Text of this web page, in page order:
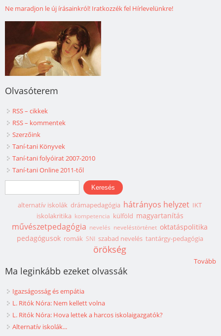
Ne maradjon le új írásainkról! Iratkozzék fel Hírlevelünkre!
Olvasóterem
RSS – cikkek
RSS – kommentek
Szerzőink
Taní-tani Könyvek
Taní-tani folyóirat 2007-2010
Taní-tani Online 2011-től
Keresés űrlap
Keresés
alternatív iskolák drámapedagógia hátrányos helyzet IKT
iskolakritika kompetencia külföld magyartanítás
művészetpedagógia nevelés neveléstörténet oktatáspolitika
pedagógusok romák SNI szabad nevelés tantárgy-pedagógia
örökség
Tovább
Ma leginkább ezeket olvassák
Igazságosság és empátia
L. Ritók Nóra: Nem kellett volna
L. Ritók Nóra: Hova lettek a harcos iskolaigazgatók?
Alternatív iskolák...